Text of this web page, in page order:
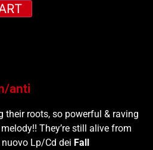
anti
their roots, so powerful & raving
They’re still alive from
nuovo Lp/Cd dei Fall